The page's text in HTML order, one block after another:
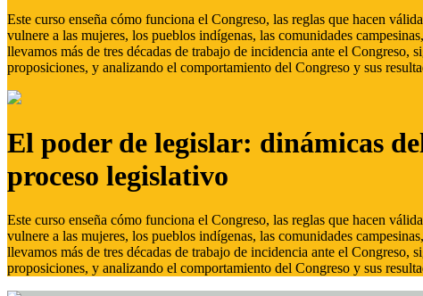
Este curso enseña cómo funciona el Congreso, las reglas que hacen
vulnere a las mujeres, los pueblos indígenas, las comunidades
llevamos más de tres décadas de trabajo de incidencia ante el
proposiciones, y analizando el comportamiento del Congreso y sus
El poder de legislar: dinámicas
proceso legislativo
Este curso enseña cómo funciona el Congreso, las reglas que hacen
vulnere a las mujeres, los pueblos indígenas, las comunidades
llevamos más de tres décadas de trabajo de incidencia ante el
proposiciones, y analizando el comportamiento del Congreso y sus